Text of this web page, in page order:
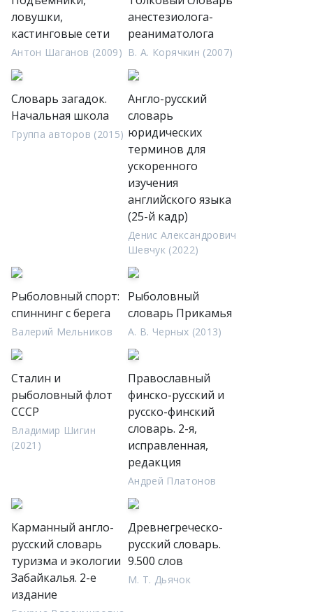
ловушки,
кастинговые сети
Антон Шаганов (2009)
анестезиолога-
реаниматолога
В. А. Корячкин (2007)
Словарь загадок.
Начальная школа
Группа авторов (2015)
Англо-русский
словарь
юридических
терминов для
ускоренного
изучения
английского языка
(25-й кадр)
Денис Александрович
Шевчук (2022)
Рыболовный спорт:
спиннинг с берега
Валерий Мельников
Рыболовный
словарь Прикамья
А. В. Черных (2013)
Сталин и
рыболовный флот
СССР
Владимир Шигин
(2021)
Православный
финско-русский и
русско-финский
словарь. 2-я,
исправленная,
редакция
Андрей Платонов
Карманный англо-
русский словарь
туризма и экологии
Забайкалья. 2-е
издание
Древнегреческо-
русский словарь.
9.500 слов
М. Т. Дьячок